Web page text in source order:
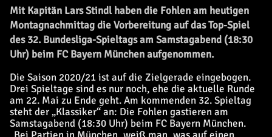
Mit Kapitän Lars Stindl haben die Fohlen am heutigen
Montagnachmittag die Vorbereitung auf das Top-Spiel
des 32. Bundesliga-Spieltags am Samstagabend (18:30
Uhr) beim FC Bayern München aufgenommen.
Die Saison 2020/21 ist auf die Zielgerade eingebogen.
Drei Spieltage sind es nur noch, ehe die aktuelle Runde
am 22. Mai zu Ende geht. Am kommenden 32. Spieltag
steht der „Klassiker“ an: Die Fohlen gastieren am
Samstagabend (18:30 Uhr) beim FC Bayern München.